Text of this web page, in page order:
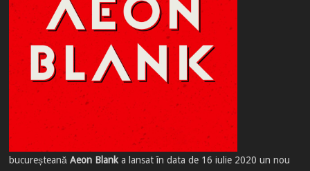
bucureșteană Aeon Blanka lansat în data de 16 iulie 2020 un nou